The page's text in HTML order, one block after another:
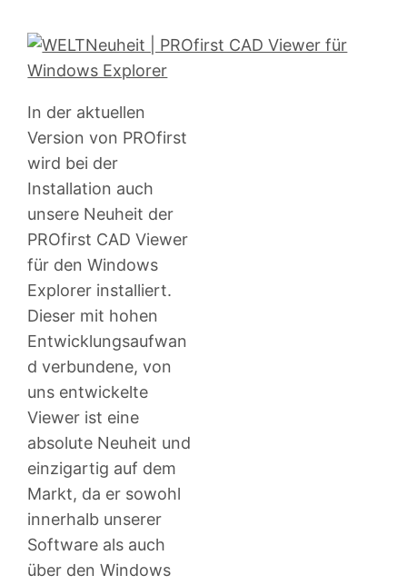
In der aktuellen
Version von PROfirst
wird bei der
Installation auch
unsere Neuheit der
PROfirst CAD Viewer
für den Windows
Explorer installiert.
Dieser mit hohen
Entwicklungsaufwan
d verbundene, von
uns entwickelte
Viewer ist eine
absolute Neuheit und
einzigartig auf dem
Markt, da er sowohl
innerhalb unserer
Software als auch
über den Windows